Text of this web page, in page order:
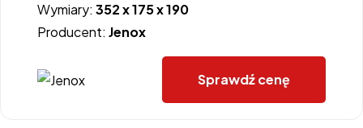
Wymiary: 352 x 175 x 190
Producent: Jenox
Sprawdź cenę